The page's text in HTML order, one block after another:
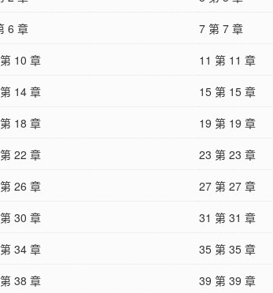
6 章 7 第 7 章
10 章 11 第 11 章
14 章 15 第 15 章
18 章 19 第 19 章
22 章 23 第 23 章
26 章 27 第 27 章
30 章 31 第 31 章
34 章 35 第 35 章
38 章 39 第 39 章